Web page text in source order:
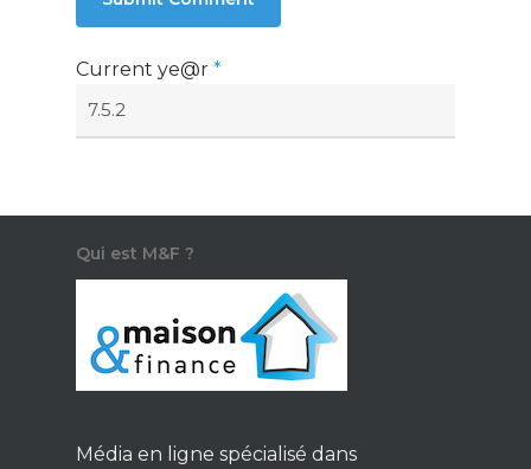
Current ye@r *
Qui est M&F ?
Média en ligne spécialisé dans